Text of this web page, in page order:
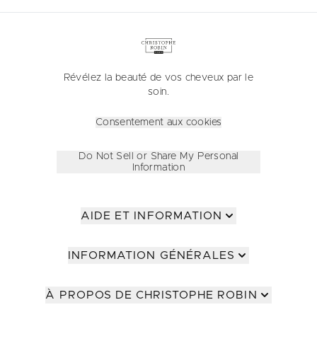
Révélez la beauté de vos cheveux par le
soin.
Consentement aux cookies
Do Not Sell or Share My Personal
Information
AIDE ET INFORMATION
INFORMATION GÉNÉRALES
À PROPOS DE CHRISTOPHE ROBIN